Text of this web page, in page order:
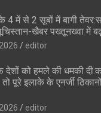
4 में से 2 सूबों में बागी
खैबर पख्तूनख्वा में
editor
देशों को हमले की धमकी
पूरे इलाके के एनर्जी
editor